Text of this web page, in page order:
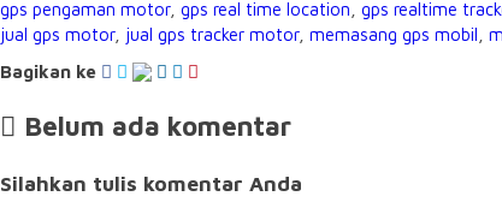
gps pengaman motor, gps real time location, gps realtime
jual gps motor, jual gps tracker motor, memasang gps mobil,
Bagikan ke
Belum ada komentar
Silahkan tulis komentar Anda